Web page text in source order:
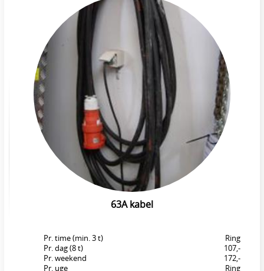
63A kabel
Pr. time (min. 3 t)
Ring
Pr. dag (8 t)
107,-
Pr. weekend
172,-
Pr. uge
Ring